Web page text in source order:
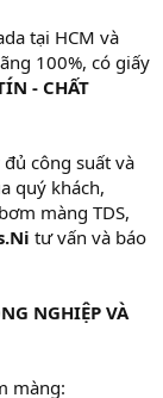
tại HCM và
100%, có giấy
- CHẤT
công suất và
quý khách,
màng TDS,
tư vấn và báo
NGHIỆP VÀ
màng: